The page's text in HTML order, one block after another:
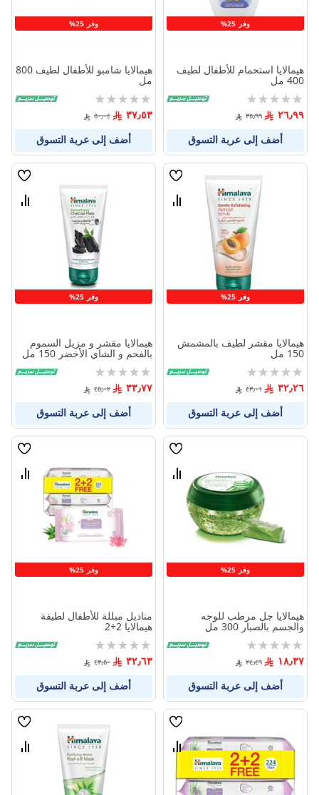
وفر 25%
هيمالايا استحمام للأطفال لطيف
400 مل
Rating:
0%
٢٦٫٩٩ ٣٥٫٩٩
أضف إلى عربة التسوق
وفر 25%
هيمالايا شامبو للأطفال لطيف 800
مل
Rating:
0%
٣٧٫٥٣ ٥٠٫٠٤
أضف إلى عربة التسوق
وفر 25%
قائمة
قارن
هيمالايا مقشر لطيف بالمشمش
150 مل
Rating:
0%
٣٢٫٢٦ ٤٣٫٠١
أضف إلى عربة التسوق
وفر 25%
قائمة
قارن
هيمالايا مقشر و مزيل السموم
بالفحم و الشاي الأخضر 150 مل
Rating:
0%
٣٣٫٧٧ ٤٥٫٠٢
أضف إلى عربة التسوق
وفر 25%
قائمة
قارن
هيمالايا جل مرطب للوجه
والجسم بالصبار 300 مل
Rating:
0%
١٨٫٣٧ ٢٤٫٤٩
أضف إلى عربة التسوق
وفر 25%
قائمة
قارن
مناديل مبللة للأطفال لطيفة
هيمالايا 2+2
Rating:
0%
٣٢٫٦٣ ٤٣٫٥٠
أضف إلى عربة التسوق
قائمة
قارن
بين
المنتجات
قائمة
قارن